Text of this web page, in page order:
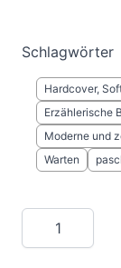
Schlagwörter
Hardcover,
Erzählerische
Moderne und
Warten
Menge